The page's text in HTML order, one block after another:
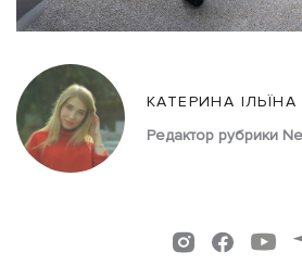
КАТЕРИНА ІЛЬЇНА
Редактор рубрики